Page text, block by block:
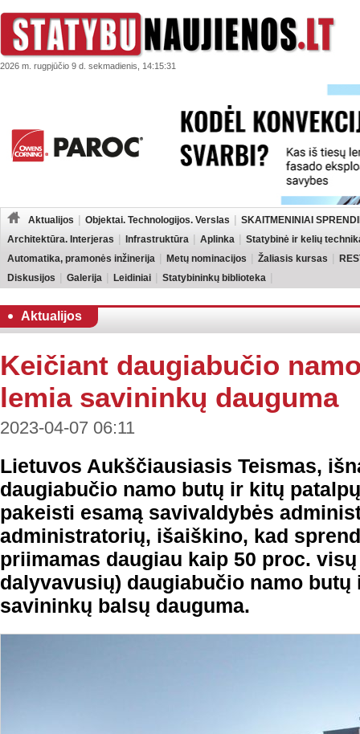
2026 m. rugpjūčio 9 d. sekmadienis, 14:15:31
Aktualijos Objektai. Technologijos. Verslas
SKAITMENINIAI
Architektūra. Interjeras
Infrastruktūra Aplinka
Statybinė ir kelių
Automatika, pramonės inžinerija
Metų nominacijos Žaliasis kursas
Diskusijos
Galerija Leidiniai Statybininkų biblioteka
Aktualijos
Keičiant daugiabučio
lemia savininkų dauguma
2023-04-07 06:11
Lietuvos Aukščiausiasis Teismas,
daugiabučio namo butų ir kitų
pakeisti esamą savivaldybės
administratorių, išaiškino, kad
priimamas daugiau kaip 50 proc.
dalyvavusių) daugiabučio namo butų
savininkų balsų dauguma.